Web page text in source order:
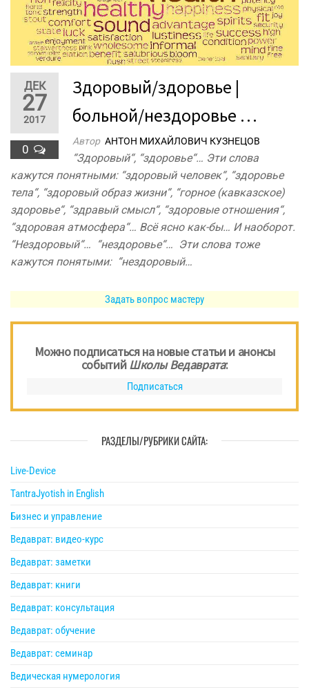
ДЕК
27
2017
0
Здоровый/здоровье |
больной/нездоровье …
Автор АНТОН МИХАЙЛОВИЧ КУЗНЕЦОВ
“Здоровый“, “здоровье“… Эти слова
кажутся понятными: “здоровый человек“, “здоровье
тела“, “здоровый образ жизни“, “горное (кавказское)
здоровье“, “здравый смысл“, “здоровые отношения“,
“здоровая атмосфера“… Всё ясно как-бы… И наоборот.
“Нездоровый“… “нездоровье“… Эти слова тоже
кажутся понятыми: “нездоровый…
Задать вопрос мастеру
Можно подписаться на новые статьи и анонсы
событийШколы Ведаврата:
Подписаться
РАЗДЕЛЫ/РУБРИКИ САЙТА:
Live-Device
TantraJyotish in English
Бизнес и управление
Ведаврат: видео-курс
Ведаврат: заметки
Ведаврат: книги
Ведаврат: консультация
Ведаврат: обучение
Ведаврат: семинар
Ведическая нумерология